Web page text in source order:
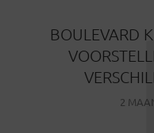
BOULEVARD
2